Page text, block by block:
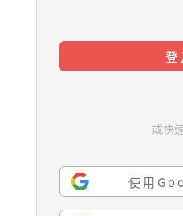
登
或快
使用